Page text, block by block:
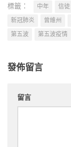
標籤： 中年 信徒
新冠肺炎
曾維州
第五波
第五波疫情
發佈留言
留言